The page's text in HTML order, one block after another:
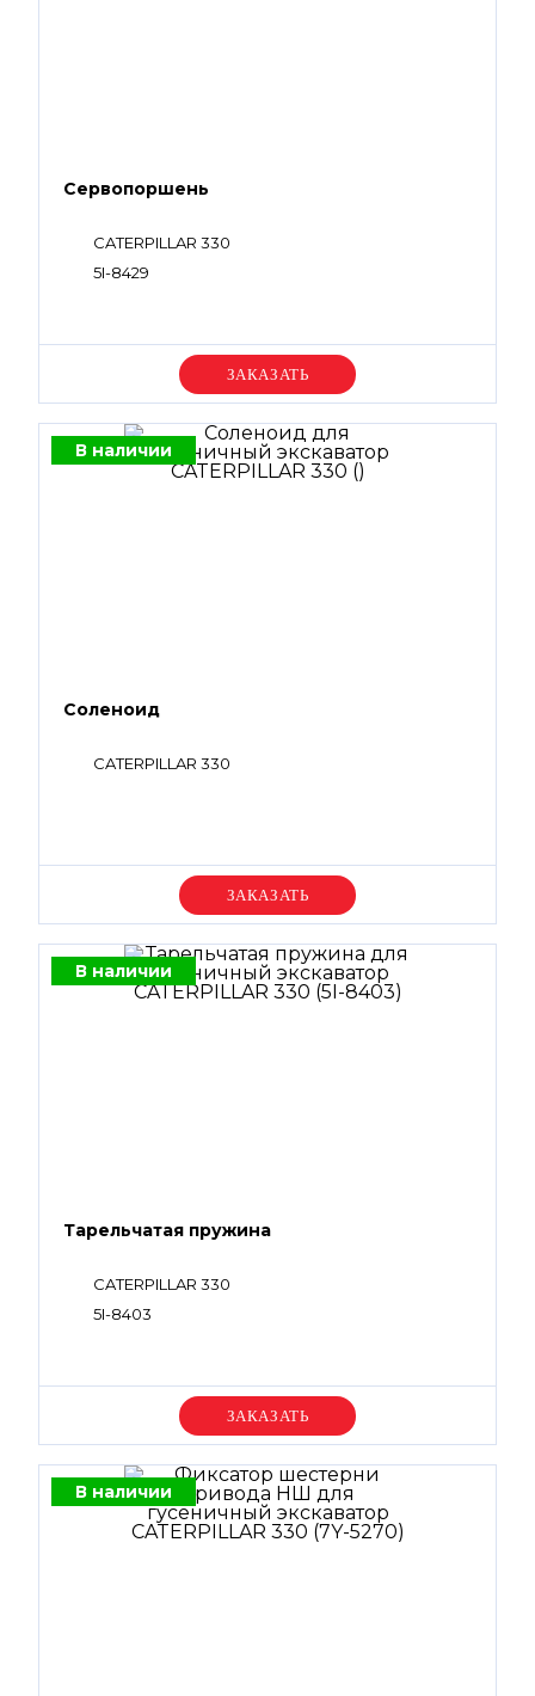
Сервопоршень
CATERPILLAR 330
5I-8429
Уточняйте цену
В наличии
Соленоид
CATERPILLAR 330
Уточняйте цену
В наличии
Тарельчатая пружина
CATERPILLAR 330
5I-8403
Уточняйте цену
В наличии